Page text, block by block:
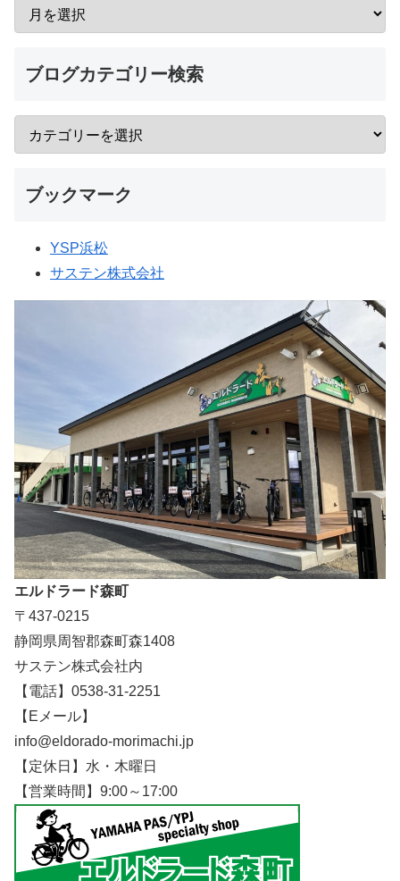
ブログカテゴリー検索
ブックマーク
YSP浜松
サステン株式会社
エルドラード森町
〒437-0215
静岡県周智郡森町森1408
サステン株式会社内
【電話】0538-31-2251
【Eメール】
info@eldorado-morimachi.jp
【定休日】水・木曜日
【営業時間】9:00～17:00